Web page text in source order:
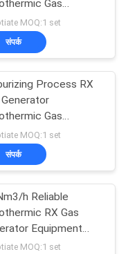
Gas
Plant
MOQ:1 set
संपर्क
Process RX
Generator
Gas
Tools
MOQ:1 set
संपर्क
h Reliable
RX Gas
Equipment
MOQ:1 set